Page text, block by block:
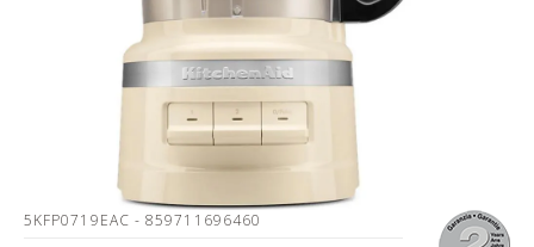
5KFP0719EAC - 859711696460